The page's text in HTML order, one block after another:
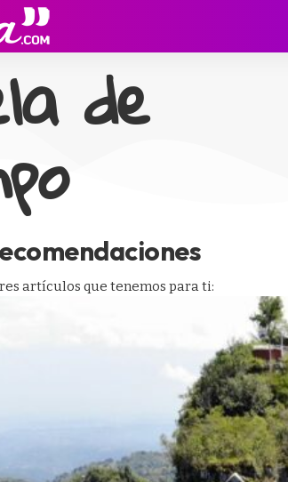
de
artículos que tenemos para ti: